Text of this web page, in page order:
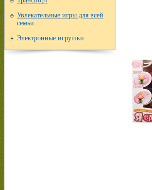
Увлекательные игры для всей
семьи
Электронные игрушки